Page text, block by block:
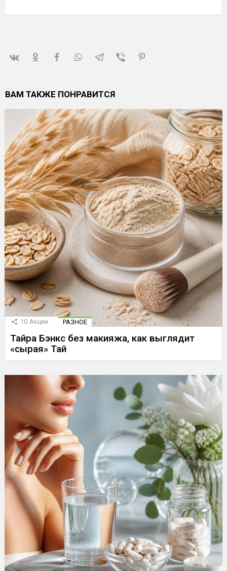
ВАМ ТАКЖЕ ПОНРАВИТСЯ
10 Акции РАЗНОЕ
Тайра Бэнкс без макияжа, как выглядит
«сырая» Тай